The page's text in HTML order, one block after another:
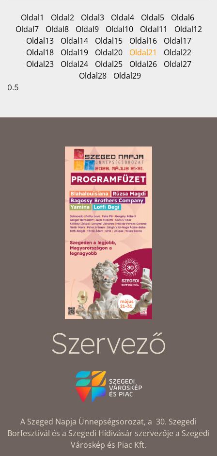
Oldal1 Oldal2 Oldal3 Oldal4 Oldal5 Oldal6
Oldal7 Oldal8 Oldal9 Oldal10 Oldal11 Oldal12
Oldal13 Oldal14 Oldal15 Oldal16 Oldal17
Oldal18 Oldal19 Oldal20 Oldal21 Oldal22
Oldal23 Oldal24 Oldal25 Oldal26 Oldal27
Oldal28 Oldal29
Szervező
A Szeged Napja Ünnepségsorozat, a 30. Szegedi
Borfesztivál és a Szegedi Hídivásár szervezője a Szegedi
Városkép és Piac Kft.